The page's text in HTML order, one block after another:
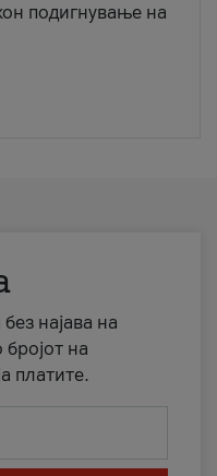
подигнување на
најава на
на
платите.